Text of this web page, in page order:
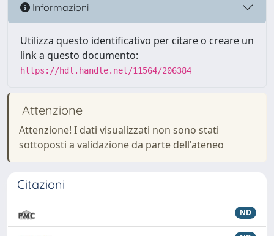
Informazioni
Utilizza questo identificativo per citare o creare un
link a questo documento:
https://hdl.handle.net/11564/206384
Attenzione
Attenzione! I dati visualizzati non sono stati
sottoposti a validazione da parte dell'ateneo
Citazioni
ND